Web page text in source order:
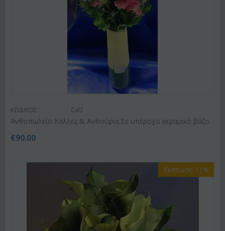
ΚΩΔΙΚΟΣ: Cal2
Ανθοπωλείο Κάλλες & Ανθούρια.Σε υπέροχο κεραμικό βάζο.
€90.00
Έκπτωση 11%